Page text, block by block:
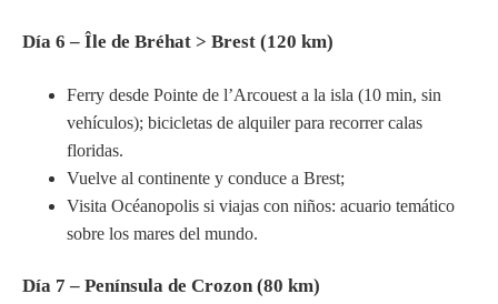
Día 6 – Île de Bréhat > Brest (120 km)
Ferry desde Pointe de l’Arcouest a la isla (10 min, sin
vehículos); bicicletas de alquiler para recorrer calas
floridas.
Vuelve al continente y conduce a Brest;
Visita Océanopolis si viajas con niños: acuario temático
sobre los mares del mundo.
Día 7 – Península de Crozon (80 km)